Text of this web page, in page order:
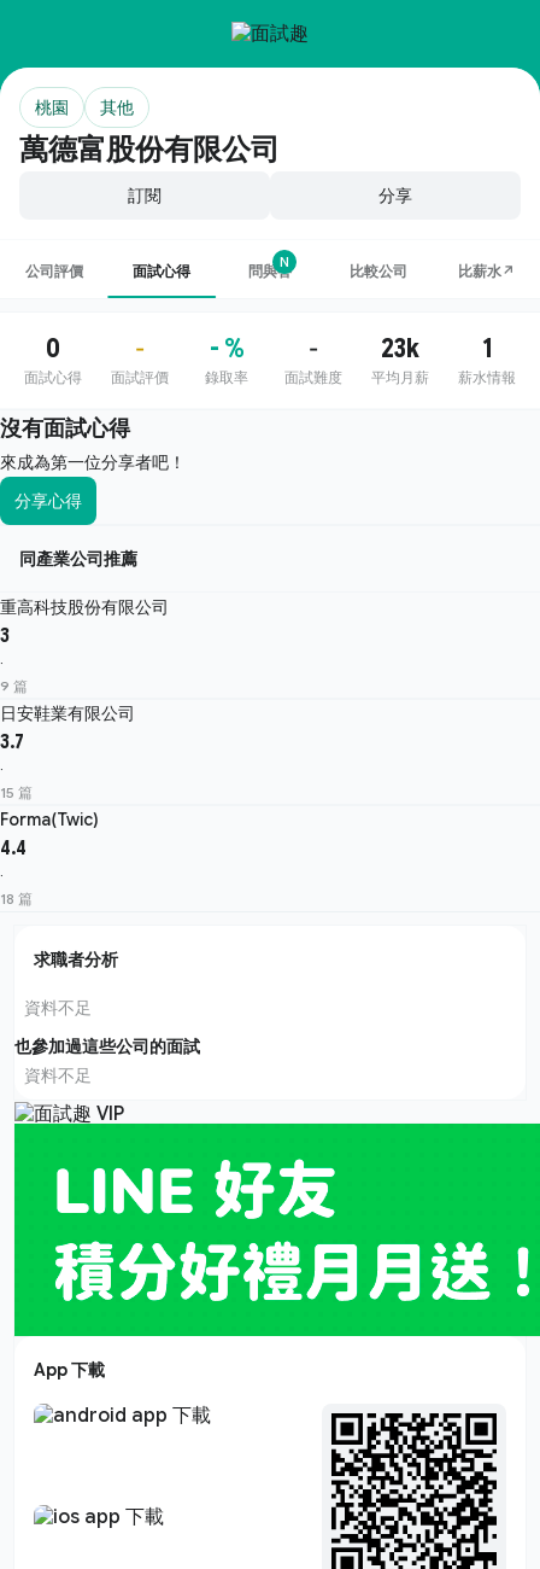
萬德富股份有限公司
桃園 其他
訂閱 分享
公司評價 面試心得 問與答
N
比較公司 比薪水↗
0
面試心得
-
面試評價
- %
錄取率
-
面試難度
23k
平均月薪
1
薪水情報
沒有面試心得
來成為第一位分享者吧！
分享心得
同產業公司推薦
重高科技股份有限公司
3
·
9 篇
日安鞋業有限公司
3.7
·
15 篇
Forma(Twic)
4.4
·
18 篇
求職者分析
資料不足
也參加過這些公司的面試
資料不足
App 下載